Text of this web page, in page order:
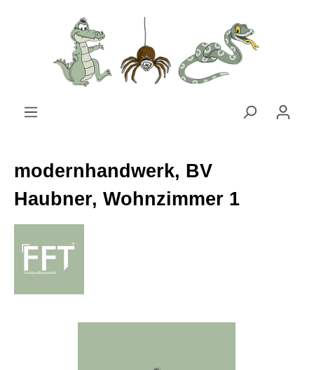
Zum Hauptinhalt springen
modernhandwerk, BV
Haubner, Wohnzimmer 1